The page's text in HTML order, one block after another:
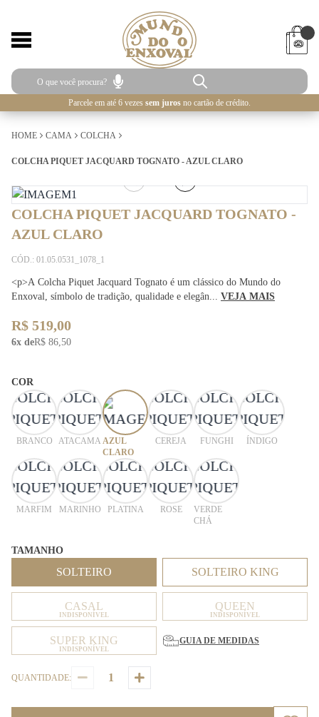
Parcele em até 6 vezes sem juros no cartão de crédito.
HOME CAMA COLCHA
COLCHA PIQUET JACQUARD TOGNATO - AZUL CLARO
COLCHA PIQUET JACQUARD TOGNATO -
AZUL CLARO
CÓD.: 01.05.0531_1078_1
<p>A Colcha Piquet Jacquard Tognato é um clássico do Mundo do
Enxoval, símbolo de tradição, qualidade e elegân... VEJA MAIS
R$ 519,00
6x deR$ 86,50
COR
BRANCO ATACAMA AZUL
CLARO
CEREJA FUNGHI ÍNDIGO
MARFIM MARINHO PLATINA ROSE
VERDE
CHÁ
TAMANHO
SOLTEIRO SOLTEIRO KING
CASAL
INDISPONÍVEL
QUEEN
INDISPONÍVEL
SUPER KING
INDISPONÍVEL
GUIA DE MEDIDAS
QUANTIDADE: